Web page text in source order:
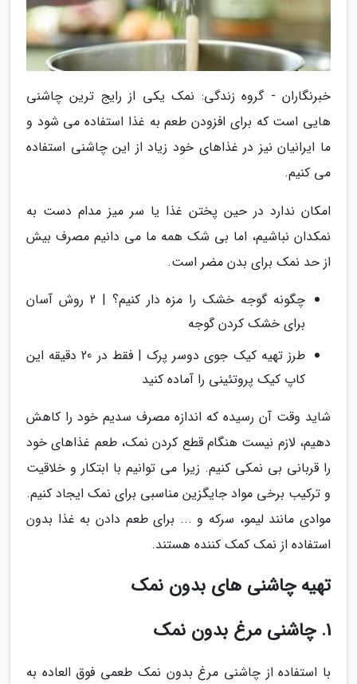
خبرنگاران - گروه زندگی: نمک یکی از رایج ترین چاشنی
هایی است که برای افزودن طعم به غذا استفاده می شود و
ما ایرانیان نیز در غذاهای خود زیاد از این چاشنی استفاده
می کنیم.
امکان ندارد در حین پختن غذا یا سر میز مدام دست به
نمکدان نباشیم، اما بی شک همه ما می دانیم مصرف بیش
از حد نمک برای بدن مضر است.
چگونه گوجه خشک را مزه دار کنیم؟ | 2 روش آسان
برای خشک کردن گوجه
طرز تهیه کیک جوی دوسر پرک | فقط در 20 دقیقه این
کاپ کیک پروتئینی را آماده کنید
شاید وقت آن رسیده که اندازه مصرف سدیم خود را کاهش
دهیم، لازم نیست هنگام قطع کردن نمک، طعم غذاهای خود
را قربانی بی نمکی کنیم. زیرا می توانیم با ابتکار و خلاقیت
و ترکیب برخی مواد جایگزین مناسبی برای نمک ایجاد کنیم.
موادی مانند لیمو، سرکه و ... برای طعم دادن به غذا بدون
استفاده از نمک کمک کننده هستند.
تهیه چاشنی های بدون نمک
1. چاشنی مرغ بدون نمک
با استفاده از چاشنی مرغ بدون نمک طعمی فوق العاده به